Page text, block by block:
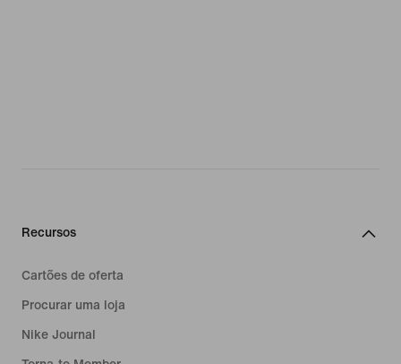
Recursos
Cartões de oferta
Procurar uma loja
Nike Journal